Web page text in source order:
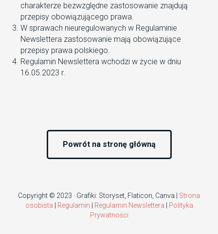
charakterze bezwzględne zastosowanie znajdują
przepisy obowiązującego prawa.
W sprawach nieuregulowanych w Regulaminie
Newslettera zastosowanie mają obowiązujące
przepisy prawa polskiego.
Regulamin Newslettera wchodzi w życie w dniu
16.05.2023 r.
Powrót na stronę główną
Copyright © 2023 · Grafiki: Storyset, Flaticon, Canva | Strona
osobista
Regulamin Regulamin Newslettera
Polityka
Prywatności